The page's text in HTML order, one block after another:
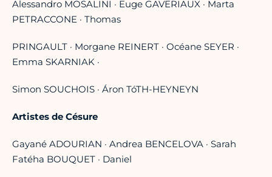
Alessandro MOSALINI · Euge GAVERIAUX · Marta
PETRACCONE · Thomas
PRINGAULT · Morgane REINERT · Océane SEYER ·
Emma SKARNIAK ·
Simon SOUCHOIS · Áron TóTH-HEYNEYN
Artistes de Césure
Gayané ADOURIAN · Andrea BENCELOVA · Sarah
Fatéha BOUQUET · Daniel